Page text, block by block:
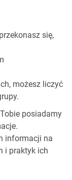
się,
możesz liczyć
posiadamy
informacji na
i praktyk ich